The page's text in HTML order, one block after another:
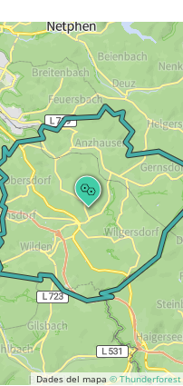
Dades del mapa© Thunderforest